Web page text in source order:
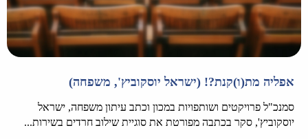
אפליה מת(ו)קנת?! (ישראל יוסקוביץ', משפחה)
סמנכ"ל פרויקטים ושותפויות במכון וכתב עיתון משפחה, ישראל
יוסקוביץ', סקר בכתבה מפורטת את סוגיית שילוב חרדים בשירות...